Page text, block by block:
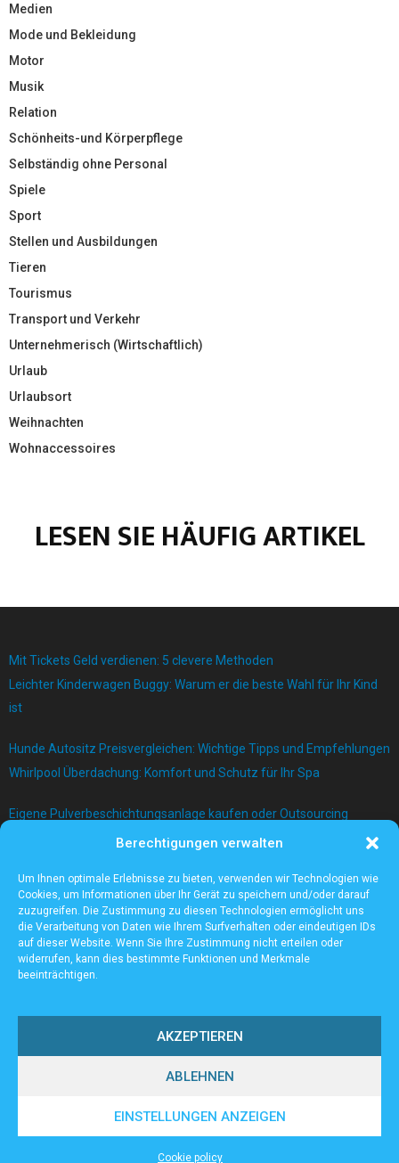
Berechtigungen verwalten
Um Ihnen optimale Erlebnisse zu bieten, verwenden wir Technologien wie
Cookies, um Informationen über Ihr Gerät zu speichern und/oder darauf
zuzugreifen. Die Zustimmung zu diesen Technologien ermöglicht uns
die Verarbeitung von Daten wie Ihrem Surfverhalten oder eindeutigen IDs
auf dieser Website. Wenn Sie Ihre Zustimmung nicht erteilen oder
widerrufen, kann dies bestimmte Funktionen und Merkmale
beeinträchtigen.
AKZEPTIEREN
ABLEHNEN
EINSTELLUNGEN ANZEIGEN
Cookie policy
Medien
Mode und Bekleidung
Motor
Musik
Relation
Schönheits-und Körperpflege
Selbständig ohne Personal
Spiele
Sport
Stellen und Ausbildungen
Tieren
Tourismus
Transport und Verkehr
Unternehmerisch (Wirtschaftlich)
Urlaub
Urlaubsort
Weihnachten
Wohnaccessoires
LESEN SIE HÄUFIG ARTIKEL
Mit Tickets Geld verdienen: 5 clevere Methoden
Leichter Kinderwagen Buggy: Warum er die beste Wahl für Ihr Kind
ist
Hunde Autositz Preisvergleichen: Wichtige Tipps und Empfehlungen
Whirlpool Überdachung: Komfort und Schutz für Ihr Spa
Eigene Pulverbeschichtungsanlage kaufen oder Outsourcing
Bau einer Mauer mit Betonblock